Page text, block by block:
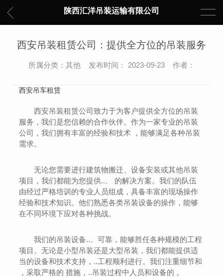
陕西汇洋吊装运输有限公司
西安吊装租赁公司：提供全方位的吊装服务
所属分类：其他 发布时间： 2023-09-23 作者：
西安吊车租赁
西安吊装租赁公司致力于为客户提供全方位的吊装
服务，我们是您信赖的合作伙伴。作为一家专业的吊装
公司，我们拥有丰富的经验和技术 ，能够满足各种吊装
需求。
无论您需要进行建筑物搬迁、设备安装或其他吊装
项目，我们都能为您提供..、 的解决方案。我们的队伍
由经过严格培训的专业人员组成，具备丰富的现场操作
经验和技术知识。他们熟悉各类吊装设备的操作，能够
在不同环境下应对各种挑战。
我们的吊装设备..、可靠，能够胜任各种规模的工程
项目。无论是小型吊装还是大型吊装，我们都能提供适
当的设备和技术支持，..工程顺利进行。我们注重细节和
，采取严格的 措施，..吊装过程中人员和设备的 。